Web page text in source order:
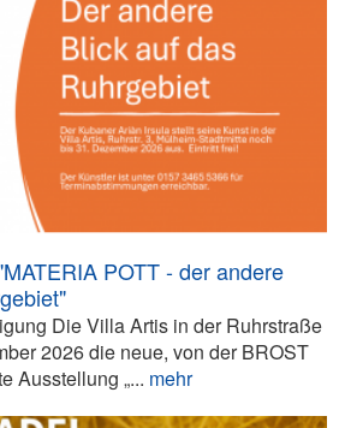
POTT - der andere
Die Villa Artis in der Ruhrstraße
2026 die neue, von der BROST
Ausstellung „... mehr